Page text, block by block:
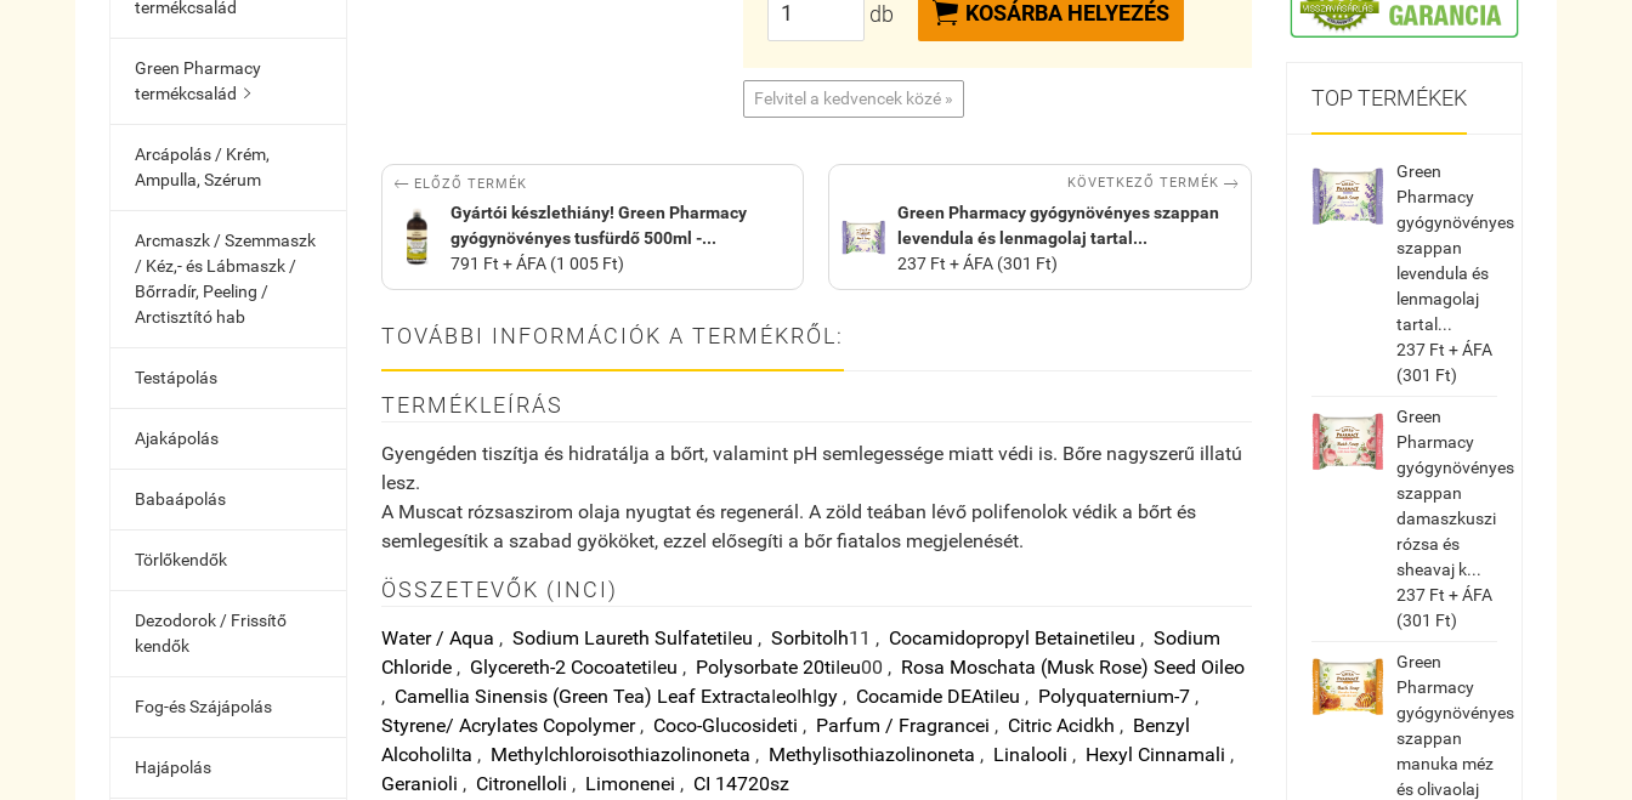
termékcsalád
Green Pharmacy
termékcsalád 
Arcápolás / Krém,
Ampulla, Szérum
Arcmaszk / Szemmaszk
/ Kéz,- és Lábmaszk /
Bőrradír, Peeling /
Arctisztító hab
Testápolás
Ajakápolás
Babaápolás
Törlőkendők
Dezodorok / Frissítő
kendők
Fog-és Szájápolás
Hajápolás
db  KOSÁRBA HELYEZÉS
Felvitel a kedvencek közé »
 ELŐZŐ TERMÉK
Gyártói készlethiány! Green Pharmacy
gyógynövényes tusfürdő 500ml -...
791 Ft + ÁFA (1 005 Ft)
KÖVETKEZŐ TERMÉK 
Green Pharmacy gyógynövényes szappan
levendula és lenmagolaj tartal...
237 Ft + ÁFA (301 Ft)
TOVÁBBI INFORMÁCIÓK A TERMÉKRŐL:
TERMÉKLEÍRÁS
Gyengéden tiszítja és hidratálja a bőrt, valamint pH semlegessége miatt védi is. Bőre nagyszerű illatú
lesz.
A Muscat rózsaszirom olaja nyugtat és regenerál. A zöld teában lévő polifenolok védik a bőrt és
semlegesítik a szabad gyököket, ezzel elősegíti a bőr fiatalos megjelenését.
ÖSSZETEVŐK (INCI)
Water / Aqua , Sodium Laureth SulfatetiIeu , Sorbitolh1 1 , Cocamidopropyl BetainetiIeu , Sodium
Chloride, Glycereth-2 CocoatetiIeu , Polysorbate 20tiIeu00 , Rosa Moschata (Musk Rose) Seed Oileo
, Camellia Sinensis (Green Tea) Leaf ExtractaIeoIhIgy, Cocamide DEAtiIeu , Polyquaternium-7,
Styrene/ Acrylates Copolymer, Coco-Glucosideti , Parfum / Fragrancei , Citric Acidkh , Benzyl
AlcoholiIta , Methylchloroisothiazolinoneta , Methylisothiazolinoneta , Linalooli , Hexyl Cinnamali ,
Geranioli , Citronelloli , Limonenei , CI 14720sz
TOP TERMÉKEK
Green
Pharmacy
gyógynövényes
szappan
levendula és
lenmagolaj
tartal...
237 Ft + ÁFA
(301 Ft)
Green
Pharmacy
gyógynövényes
szappan
damaszkuszi
rózsa és
sheavaj k...
237 Ft + ÁFA
(301 Ft)
Green
Pharmacy
gyógynövényes
szappan
manuka méz
és olivaolaj